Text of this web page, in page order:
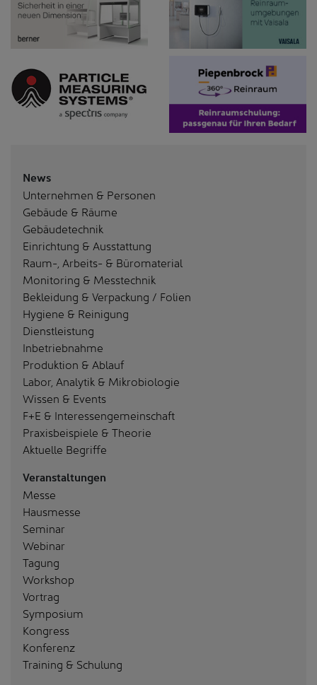
News
Unternehmen & Personen
Gebäude & Räume
Gebäudetechnik
Einrichtung & Ausstattung
Raum-, Arbeits- & Büromaterial
Monitoring & Messtechnik
Bekleidung & Verpackung / Folien
Hygiene & Reinigung
Dienstleistung
Inbetriebnahme
Produktion & Ablauf
Labor, Analytik & Mikrobiologie
Wissen & Events
F+E & Interessengemeinschaft
Praxisbeispiele & Theorie
Aktuelle Begriffe
Veranstaltungen
Messe
Hausmesse
Seminar
Webinar
Tagung
Workshop
Vortrag
Symposium
Kongress
Konferenz
Training & Schulung